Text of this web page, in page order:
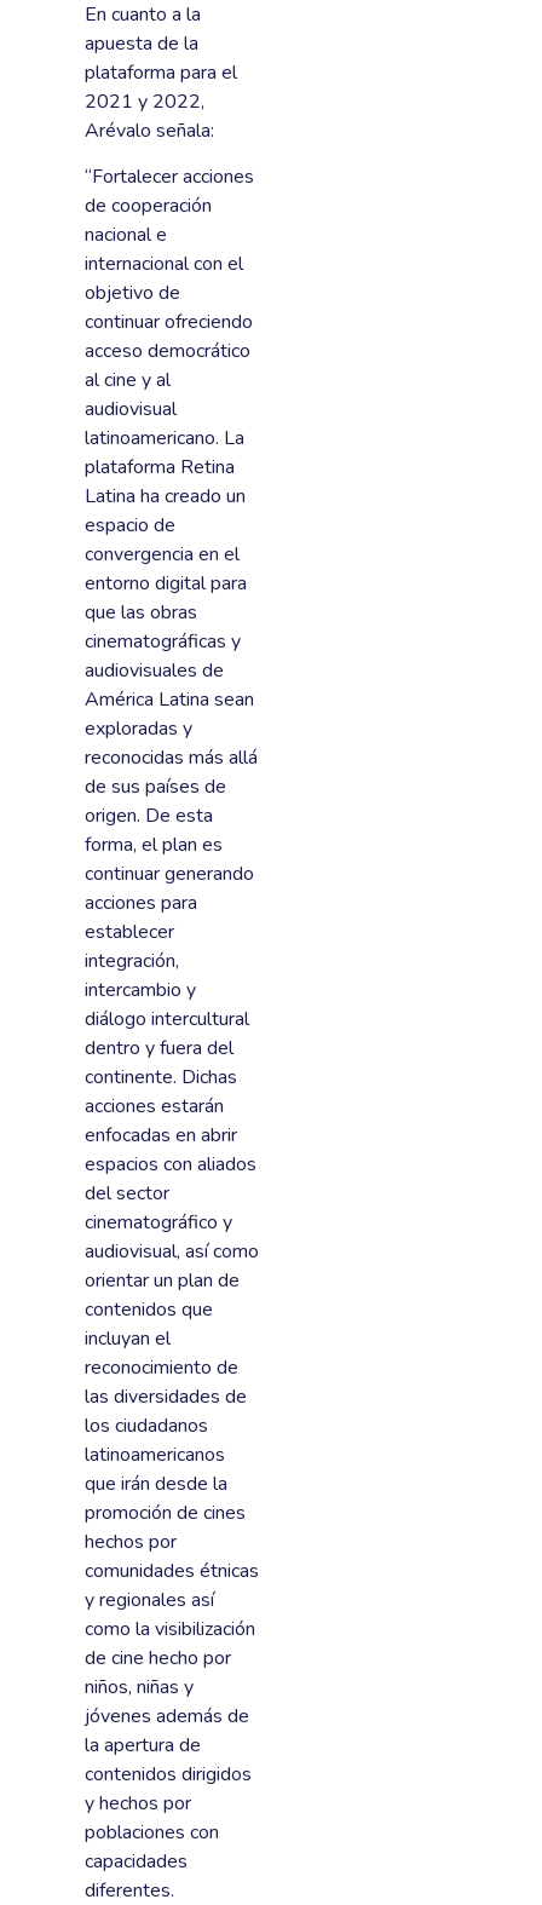
En cuanto a la
apuesta de la
plataforma para el
2021 y 2022,
Arévalo señala:
“Fortalecer acciones
de cooperación
nacional e
internacional con el
objetivo de
continuar ofreciendo
acceso democrático
al cine y al
audiovisual
latinoamericano. La
plataforma Retina
Latina ha creado un
espacio de
convergencia en el
entorno digital para
que las obras
cinematográficas y
audiovisuales de
América Latina sean
exploradas y
reconocidas más allá
de sus países de
origen. De esta
forma, el plan es
continuar generando
acciones para
establecer
integración,
intercambio y
diálogo intercultural
dentro y fuera del
continente. Dichas
acciones estarán
enfocadas en abrir
espacios con aliados
del sector
cinematográfico y
audiovisual, así como
orientar un plan de
contenidos que
incluyan el
reconocimiento de
las diversidades de
los ciudadanos
latinoamericanos
que irán desde la
promoción de cines
hechos por
comunidades étnicas
y regionales así
como la visibilización
de cine hecho por
niños, niñas y
jóvenes además de
la apertura de
contenidos dirigidos
y hechos por
poblaciones con
capacidades
diferentes.